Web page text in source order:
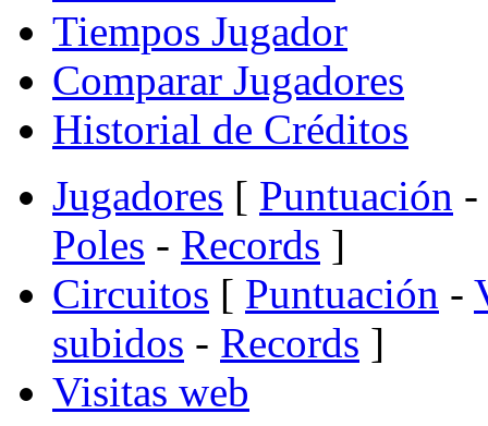
Tiempos Jugador
Comparar Jugadores
Historial de Créditos
Jugadores [ Puntuación -
Poles - Records ]
Circuitos [ Puntuación -
subidos - Records ]
Visitas web